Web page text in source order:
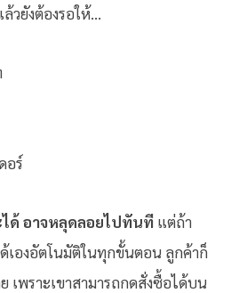
วยังต้องรอให้…
อร์
ด้ อาจหลุดลอยไปทันที แต่ถ้า
เองอัตโนมัติในทุกขั้นตอน ลูกค้าก็
เพราะเขาสามารถกดสั่งซื้อได้บน